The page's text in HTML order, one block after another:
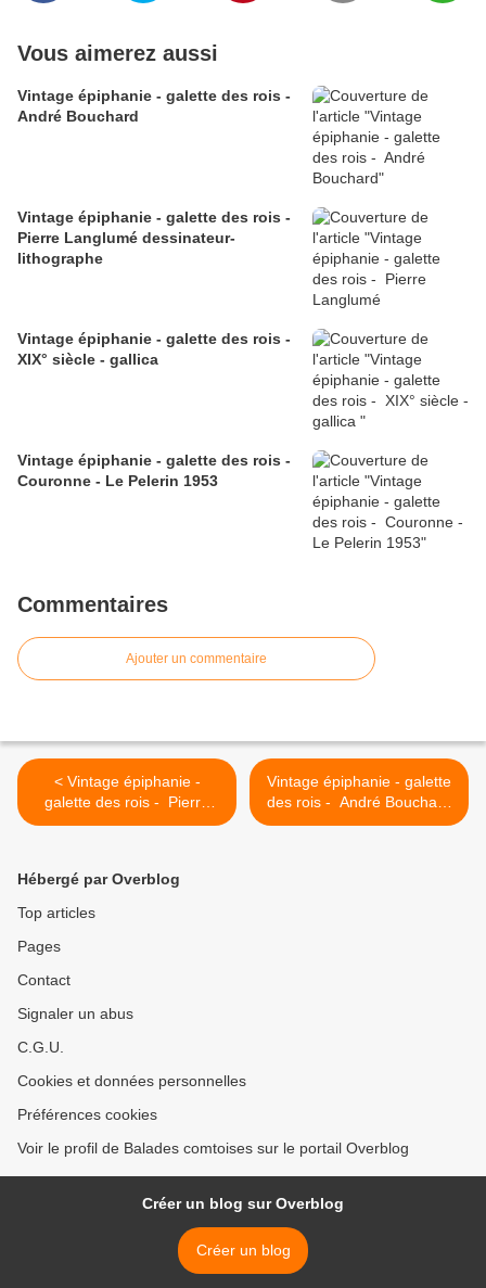
Vous aimerez aussi
Vintage épiphanie - galette des rois -
André Bouchard
Vintage épiphanie - galette des rois -
Pierre Langlumé dessinateur-
lithographe
Vintage épiphanie - galette des rois -
XIX° siècle - gallica
Vintage épiphanie - galette des rois -
Couronne - Le Pelerin 1953
Commentaires
Ajouter un commentaire
< Vintage épiphanie -
galette des rois - Pierre
Langlumé dessinateur-
Vintage épiphanie - galette
des rois - André Bouchard
>
Hébergé par Overblog
Top articles
Pages
Contact
Signaler un abus
C.G.U.
Cookies et données personnelles
Préférences cookies
Voir le profil de Balades comtoises sur le portail Overblog
Créer un blog sur Overblog
Créer un blog